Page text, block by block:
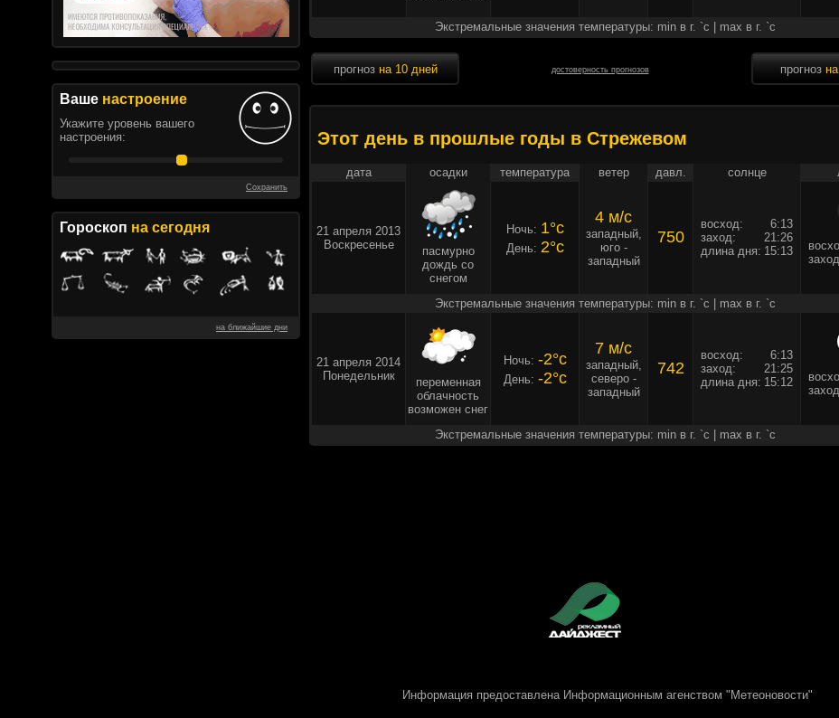
Ваше настроение
Укажите уровень вашего
настроения:
Сохранить
Гороскоп на сегодня
на ближайшие дни
Экстремальные значения температуры: min в г. `c | max в г. `c
прогноз на 10 дней достоверность прогнозов прогноз
Этот день в прошлые годы в Стрежевом
дата осадки температура ветер давл. солнце
21 апреля 2013
Воскресенье
пасмурно
дождь со
снегом
Ночь: 1°c
День: 2°c
4 м/c
западный,
юго -
западный
750
восход:
6:13
заход:
21:26
длина дня: 15:13
Экстремальные значения температуры: min в г. `c | max в г. `c
21 апреля 2014
Понедельник
переменная
облачность
возможен снег
Ночь: -2°c
День: -2°c
7 м/c
западный,
северо -
западный
742
восход:
6:13
заход:
21:25
длина дня: 15:12
Экстремальные значения температуры: min в г. `c | max в г. `c
Информация предоставлена Информационным агенством "Метеоновости"